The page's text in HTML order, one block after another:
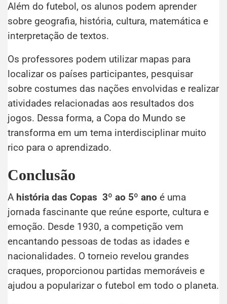
Além do futebol, os alunos podem aprender
sobre geografia, história, cultura, matemática e
interpretação de textos.
Os professores podem utilizar mapas para
localizar os países participantes, pesquisar
sobre costumes das nações envolvidas e realizar
atividades relacionadas aos resultados dos
jogos. Dessa forma, a Copa do Mundo se
transforma em um tema interdisciplinar muito
rico para o aprendizado.
Conclusão
A história das Copas 3º ao 5º ano é uma
jornada fascinante que reúne esporte, cultura e
emoção. Desde 1930, a competição vem
encantando pessoas de todas as idades e
nacionalidades. O torneio revelou grandes
craques, proporcionou partidas memoráveis e
ajudou a popularizar o futebol em todo o planeta.